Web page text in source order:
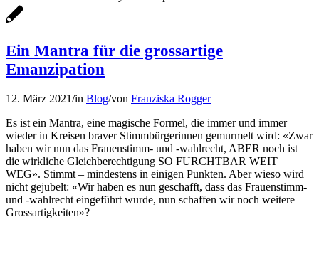
Ein Mantra für die grossartige
Emanzipation
12. März 2021/in Blog/von Franziska Rogger
Es ist ein Mantra, eine magische Formel, die immer und immer
wieder in Kreisen braver Stimmbürgerinnen gemurmelt wird: «Zwar
haben wir nun das Frauenstimm- und -wahlrecht, ABER noch ist
die wirkliche Gleichberechtigung SO FURCHTBAR WEIT
WEG». Stimmt – mindestens in einigen Punkten. Aber wieso wird
nicht gejubelt: «Wir haben es nun geschafft, dass das Frauenstimm-
und -wahlrecht eingeführt wurde, nun schaffen wir noch weitere
Grossartigkeiten»?